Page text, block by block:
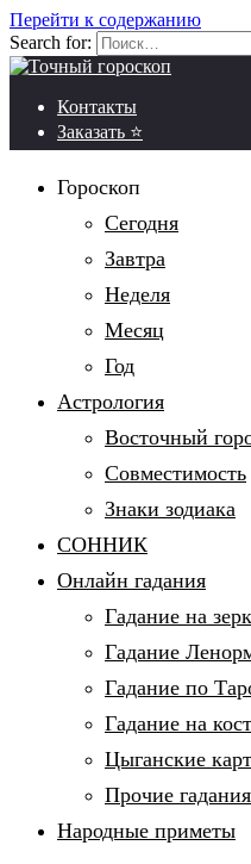
Перейти к содержанию
Search for:
Контакты
Заказать ⭐
Гороскоп
Сегодня
Завтра
Неделя
Месяц
Год
Астрология
Восточный
Совместимость
Знаки зодиака
СОННИК
Онлайн гадания
Гадание на
Гадание
Гадание по
Гадание на
Цыганские
Прочие гадания
Народные приметы